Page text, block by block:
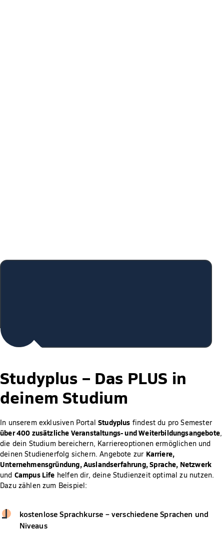
Studyplus – Das PLUS in
deinem Studium
In unserem exklusiven PortalStudyplus findest du pro Semester
über 400 zusätzliche Veranstaltungs- und Weiterbildungsangebote,
die dein Studium bereichern, Karriereoptionen ermöglichen und
deinen Studienerfolg sichern. Angebote zur Karriere,
Unternehmensgründung, Auslandserfahrung, Sprache, Netzwerk
und Campus Life helfen dir, deine Studienzeit optimal zu nutzen.
Dazu zählen zum Beispiel:
kostenlose Sprachkurse – verschiedene Sprachen und
Niveaus